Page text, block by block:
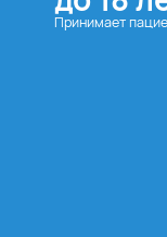
Принимает